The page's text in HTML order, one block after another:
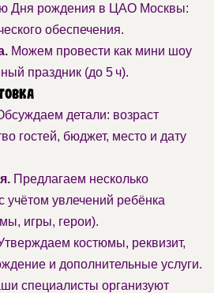
Дня рождения в ЦАО Москвы:
обеспечения.
Можем провести как мини шоу
праздник (до 5 ч).
детали: возраст
гостей, бюджет, место и дату
Предлагаем несколько
учётом увлечений ребёнка
игры, герои).
костюмы, реквизит,
и дополнительные услуги.
специалисты организуют